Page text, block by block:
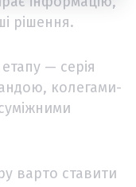
рішення.
— серія
колегами-
варто ставити